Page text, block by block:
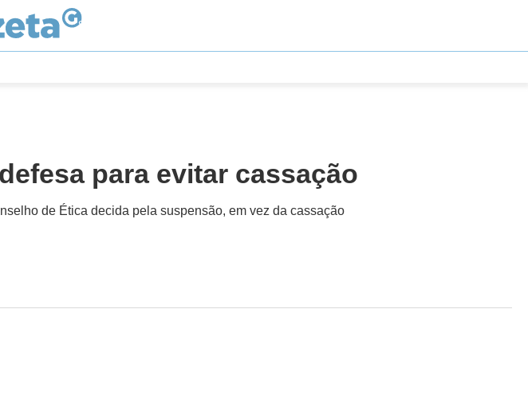
para evitar cassação
de Ética decida pela suspensão, em vez da cassação